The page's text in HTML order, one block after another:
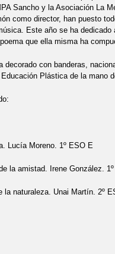
DEL CURSO 2015/2016
19 CHARLA USO DE
PROFESIONAL BÁSICA
DEL IES AIRÉN - 8 - 2022
Y POESÍA CON P
Sancho y la Asociación La
como director, han puesto
Este año se ha
que ella misma ha
decorado con banderas,
Plástica de la mano
Lucía Moreno. 1º ESO E
la amistad. Irene González.
la naturaleza. Unai Martín. 2º